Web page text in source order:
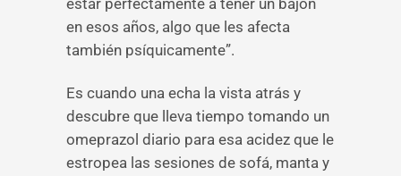
estar perfectamente a tener un bajón
en esos años, algo que les afecta
también psíquicamente”.
Es cuando una echa la vista atrás y
descubre que lleva tiempo tomando un
omeprazol diario para esa acidez que le
estropea las sesiones de sofá, manta y